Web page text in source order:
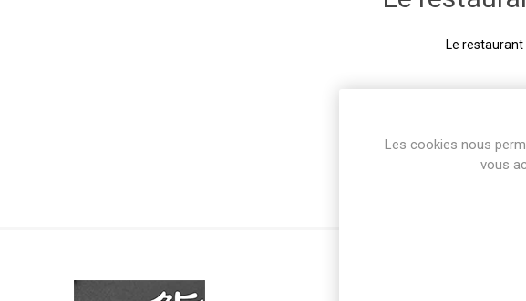
Le
Les cookies nous
vous